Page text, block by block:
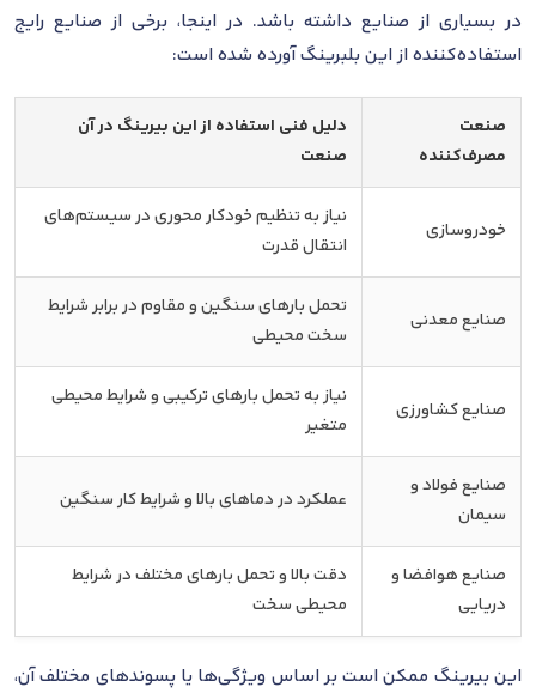
در بسیاری از صنایع داشته باشد. در اینجا، برخی از صنایع رایج
استفاده‌کننده از این بلبرینگ آورده شده است:
صنعت
مصرف‌کننده
دلیل فنی استفاده از این بیرینگ در آن
صنعت
خودروسازی
نیاز به تنظیم خودکار محوری در سیستم‌های
انتقال قدرت
صنایع معدنی
تحمل بارهای سنگین و مقاوم در برابر شرایط
سخت محیطی
صنایع کشاورزی
نیاز به تحمل بارهای ترکیبی و شرایط محیطی
متغیر
صنایع فولاد و
سیمان
عملکرد در دماهای بالا و شرایط کار سنگین
صنایع هوافضا و
دریایی
دقت بالا و تحمل بارهای مختلف در شرایط
محیطی سخت
این بیرینگ ممکن است بر اساس ویژگی‌ها یا پسوندهای مختلف آن،